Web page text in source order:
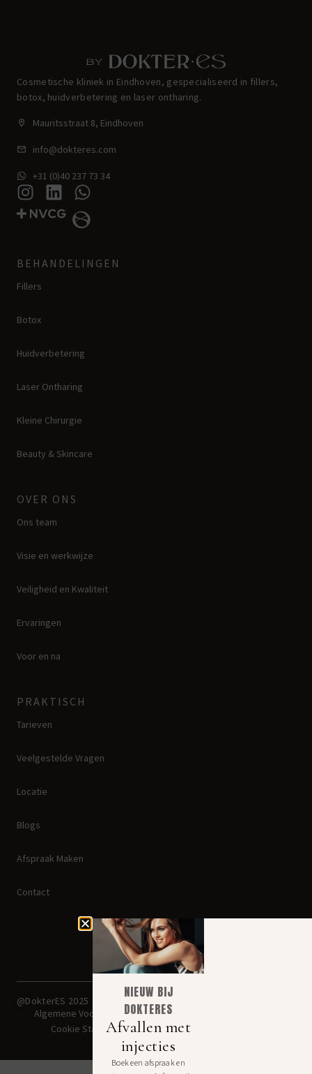
Cosmetische kliniek in Eindhoven, gespecialiseerd in fillers,
botox, huidverbetering en laser ontharing.
Mauritsstraat 8, Eindhoven
info@dokteres.com
+31 (0)40 237 73 34
BEHANDELINGEN
Fillers
Botox
Huidverbetering
Laser Ontharing
Kleine Chirurgie
Beauty & Skincare
OVER ONS
Ons team
Visie en werkwijze
Veiligheid en Kwaliteit
Ervaringen
Voor en na
PRAKTISCH
Tarieven
Veelgestelde Vragen
Locatie
Blogs
Afspraak Maken
Contact
@DokterES 2025
Algemene Voorwaarden
Cookie Statement
maken kan lelijk uitpakken. Een
geslaagde ingreep begint bij
NIEUW BIJ
DOKTERES
Afvallen met
injecties
Boek een afspraak en